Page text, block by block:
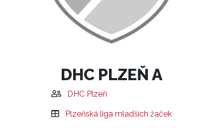
DHC PLZEŇ A
DHC Plzeň
Plzeňská liga mladších žaček